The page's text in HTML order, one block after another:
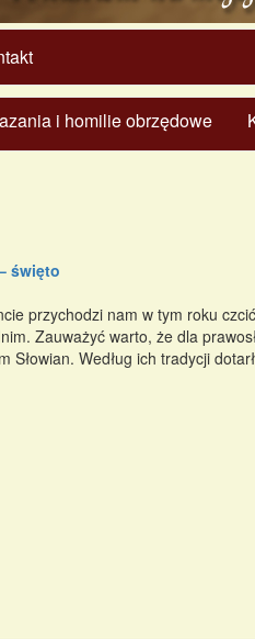
i homilie obrzędowe
święto
przychodzi nam w tym roku
Zauważyć warto, że dla
Słowian. Według ich tradycji